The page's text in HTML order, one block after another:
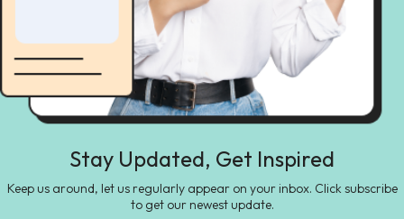
Stay Updated, Get Inspired
Keep us around, let us regularly appear on your inbox. Click subscribe
to get our newest update.